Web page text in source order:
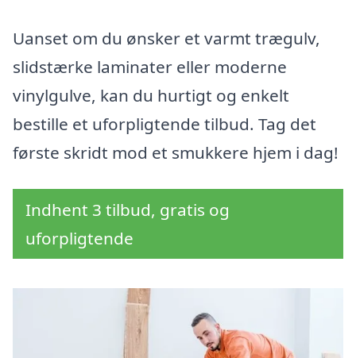
Uanset om du ønsker et varmt trægulv,
slidstærke laminater eller moderne
vinylgulve, kan du hurtigt og enkelt
bestille et uforpligtende tilbud. Tag det
første skridt mod et smukkere hjem i dag!
Indhent 3 tilbud, gratis og
uforpligtende